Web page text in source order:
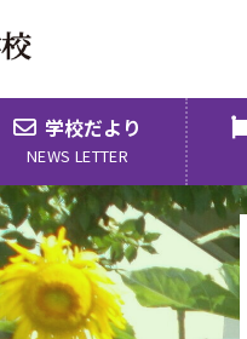
学校だより
NEWS LETTER